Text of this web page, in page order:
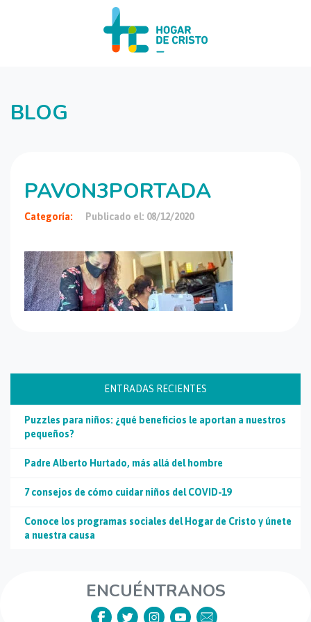
BLOG
PAVON3PORTADA
Categoría: Publicado el: 08/12/2020
ENTRADAS RECIENTES
Puzzles para niños: ¿qué beneficios le aportan a nuestros
pequeños?
Padre Alberto Hurtado, más allá del hombre
7 consejos de cómo cuidar niños del COVID-19
Conoce los programas sociales del Hogar de Cristo y únete
a nuestra causa
ENCUÉNTRANOS